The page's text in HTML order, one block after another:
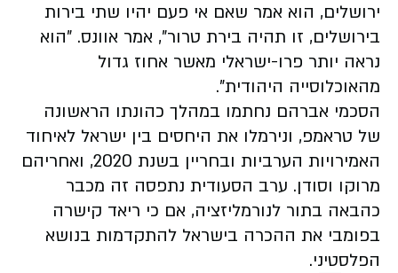
ירושלים, הוא אמר שאם אי פעם יהיו שתי בירות
בירושלים, זו תהיה בירת טרור", אמר אוונס. "הוא
נראה יותר פרו-ישראלי מאשר אחוז גדול
מהאוכלוסייה היהודית".
הסכמי אברהם נחתמו במהלך כהונתו הראשונה
של טראמפ, ונירמלו את היחסים בין ישראל לאיחוד
האמירויות הערביות ובחריין בשנת 2020, ואחריהם
מרוקו וסודן. ערב הסעודית נתפסה זה מכבר
כהבאה בתור לנורמליזציה, אם כי ריאד קישרה
בפומבי את ההכרה בישראל להתקדמות בנושא
הפלסטיני.